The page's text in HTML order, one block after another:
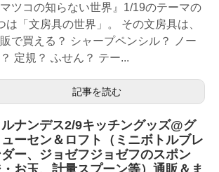
マツコの知らない世界』1/19のテーマの
は「文房具の世界」。 その文房具は、
で買える？ シャープペンシル？ ノー
？ 定規？ ふせん？ テー...
記事を読む
ルナンデス2/9キッチングッズ@グ
ューセン＆ロフト（ミニボトルブレ
ダー、ジョゼフジョゼフのスポン
・お玉、計量スプーン等）通販＆ま